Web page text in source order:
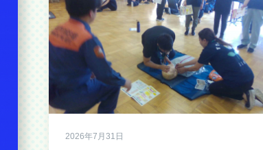
2026年7月31日